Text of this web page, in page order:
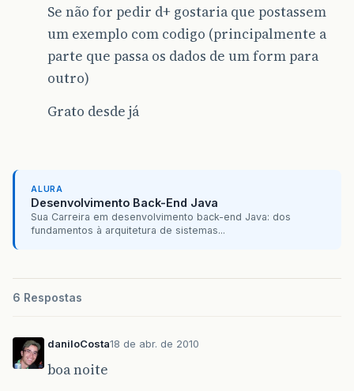
Se não for pedir d+ gostaria que postassem
um exemplo com codigo (principalmente a
parte que passa os dados de um form para
outro)
Grato desde já
ALURA
Desenvolvimento Back-End Java
Sua Carreira em desenvolvimento back-end Java: dos
fundamentos à arquitetura de sistemas...
6 Respostas
daniloCosta18 de abr. de 2010
boa noite